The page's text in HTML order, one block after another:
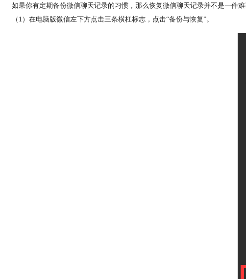
如果你有定期备份微信聊天记录的习惯，那么恢复微信聊天记录并不是一件难
（1）在电脑版微信左下方点击三条横杠标志，点击“备份与恢复”。